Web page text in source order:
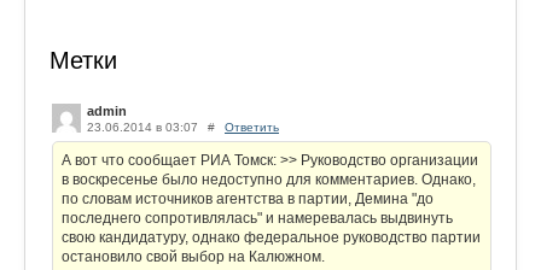
Метки
admin
23.06.2014 в 03:07 # Ответить
А вот что сообщает РИА Томск: >> Руководство организации
в воскресенье было недоступно для комментариев. Однако,
по словам источников агентства в партии, Демина "до
последнего сопротивлялась" и намеревалась выдвинуть
свою кандидатуру, однако федеральное руководство партии
остановило свой выбор на Калюжном.